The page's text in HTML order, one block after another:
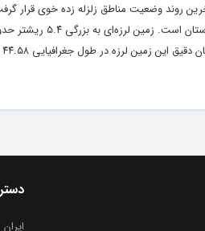
آخرین روند وضعیت مناطق زلزله زده خوی
ایران